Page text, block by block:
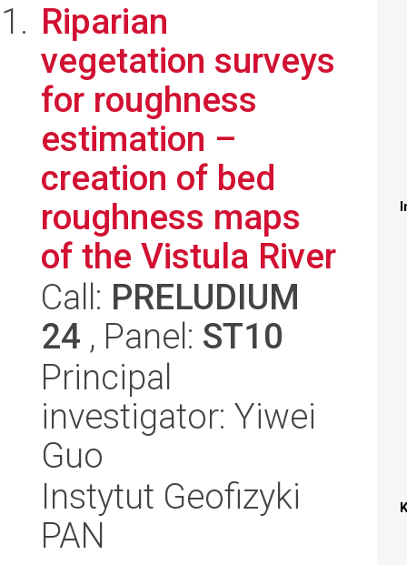
Riparian
vegetation surveys
for roughness
estimation –
creation of bed
roughness maps
of the Vistula River
Call: PRELUDIUM
24 , Panel: ST10
Principal
investigator: Yiwei
Guo
Instytut Geofizyki
PAN